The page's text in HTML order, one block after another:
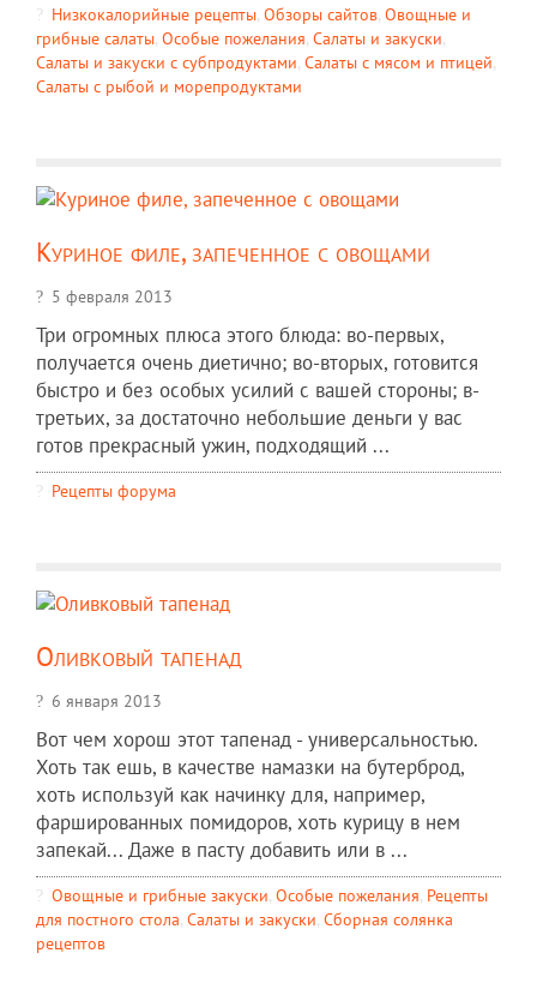
Низкокалорийные рецепты, Обзоры сайтов, Овощные и
грибные салаты, Особые пожелания, Салаты и закуски,
Салаты и закуски с субпродуктами, Салаты с мясом и птицей,
Салаты с рыбой и морепродуктами
Куриное филе, запеченное с овощами
5 февраля 2013
Три огромных плюса этого блюда: во-первых,
получается очень диетично; во-вторых, готовится
быстро и без особых усилий с вашей стороны; в-
третьих, за достаточно небольшие деньги у вас
готов прекрасный ужин, подходящий ...
Рецепты форума
Оливковый тапенад
6 января 2013
Вот чем хорош этот тапенад - универсальностью.
Хоть так ешь, в качестве намазки на бутерброд,
хоть используй как начинку для, например,
фаршированных помидоров, хоть курицу в нем
запекай... Даже в пасту добавить или в ...
Овощные и грибные закуски, Особые пожелания, Рецепты
для постного стола, Салаты и закуски, Сборная солянка
рецептов